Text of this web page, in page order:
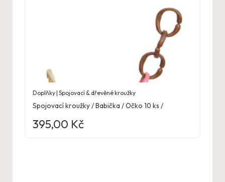
Doplňky | Spojovací & dřevěné kroužky
Spojovací kroužky / Babička / Očko 10 ks /
395,00 Kč